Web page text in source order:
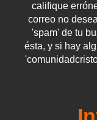
califique
correo no
'spam' de tu
ésta, y si hay